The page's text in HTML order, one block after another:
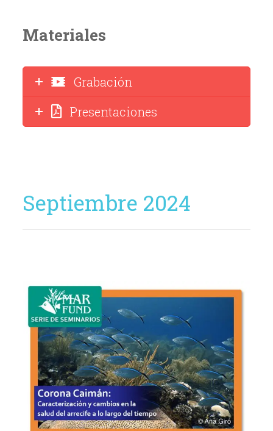
Materiales
Grabación
Presentaciones
Septiembre 2024